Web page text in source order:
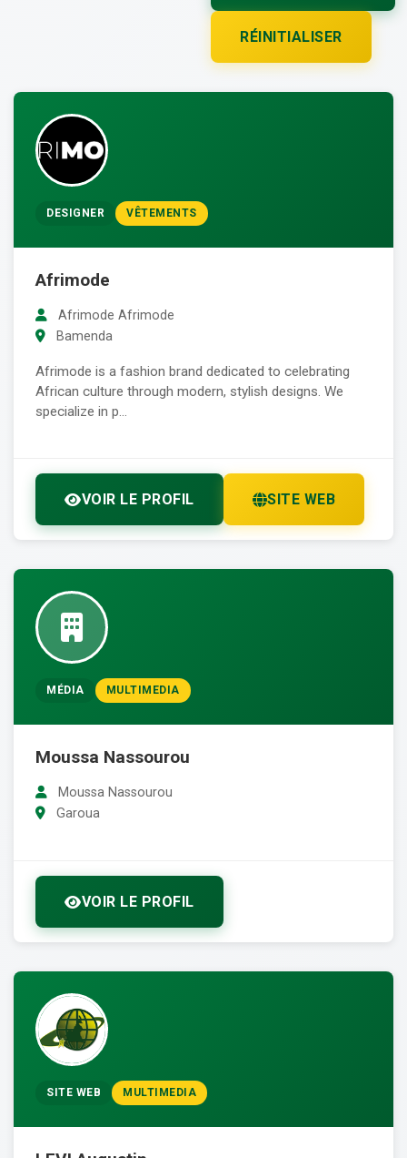
RÉINITIALISER
DESIGNER VÊTEMENTS
Afrimode
Afrimode Afrimode
Bamenda
Afrimode is a fashion brand dedicated to celebrating
African culture through modern, stylish designs. We
specialize in p...
VOIR LE PROFIL SITE WEB
MÉDIA MULTIMEDIA
Moussa Nassourou
Moussa Nassourou
Garoua
VOIR LE PROFIL
SITE WEB MULTIMEDIA